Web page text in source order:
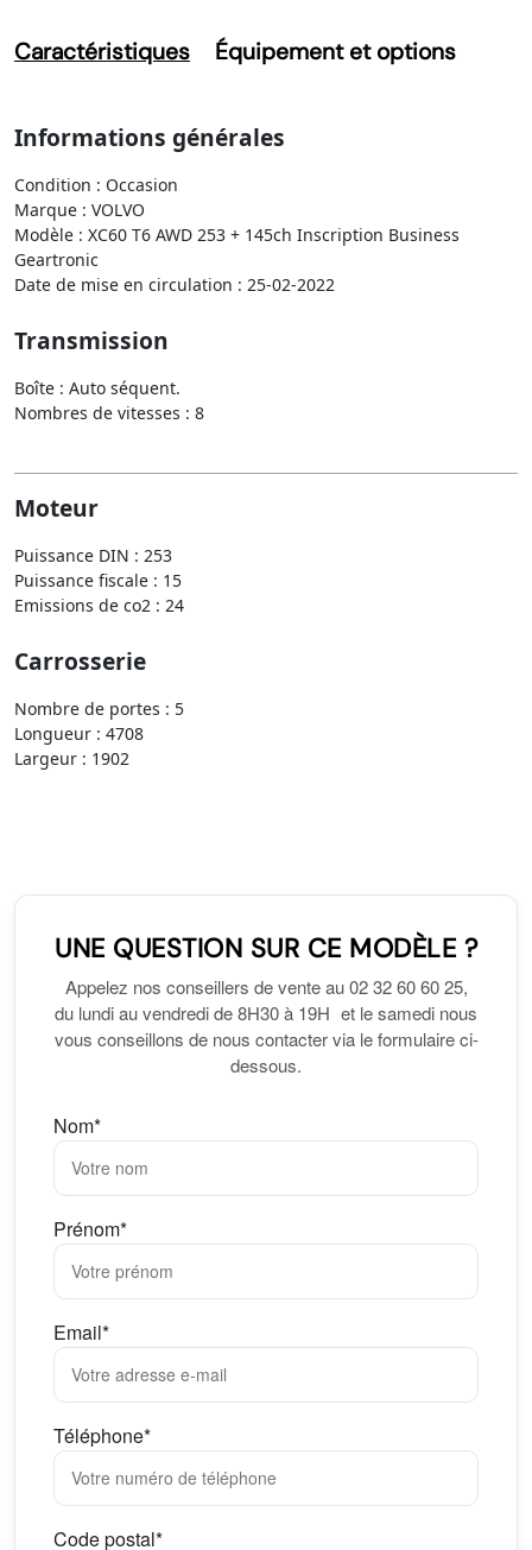
Caractéristiques Équipement et options
Informations générales
Condition : Occasion
Marque : VOLVO
Modèle : XC60 T6 AWD 253 + 145ch Inscription Business
Geartronic
Date de mise en circulation : 25-02-2022
Transmission
Boîte : Auto séquent.
Nombres de vitesses : 8
Moteur
Puissance DIN : 253
Puissance fiscale : 15
Emissions de co2 : 24
Carrosserie
Nombre de portes : 5
Longueur : 4708
Largeur : 1902
UNE QUESTION SUR CE MODÈLE ?
Appelez nos conseillers de vente au 02 32 60 60 25,
du lundi au vendredi de 8H30 à 19H et le samedi nous
vous conseillons de nous contacter via le formulaire ci-
dessous.
Nom*
Prénom*
Email*
Téléphone*
Code postal*